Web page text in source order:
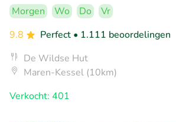
Morgen Wo Do
Vr
9.8
Perfect • 1.111 beoordelingen
De Wildse Hut
Maren-Kessel (10km)
Verkocht: 401